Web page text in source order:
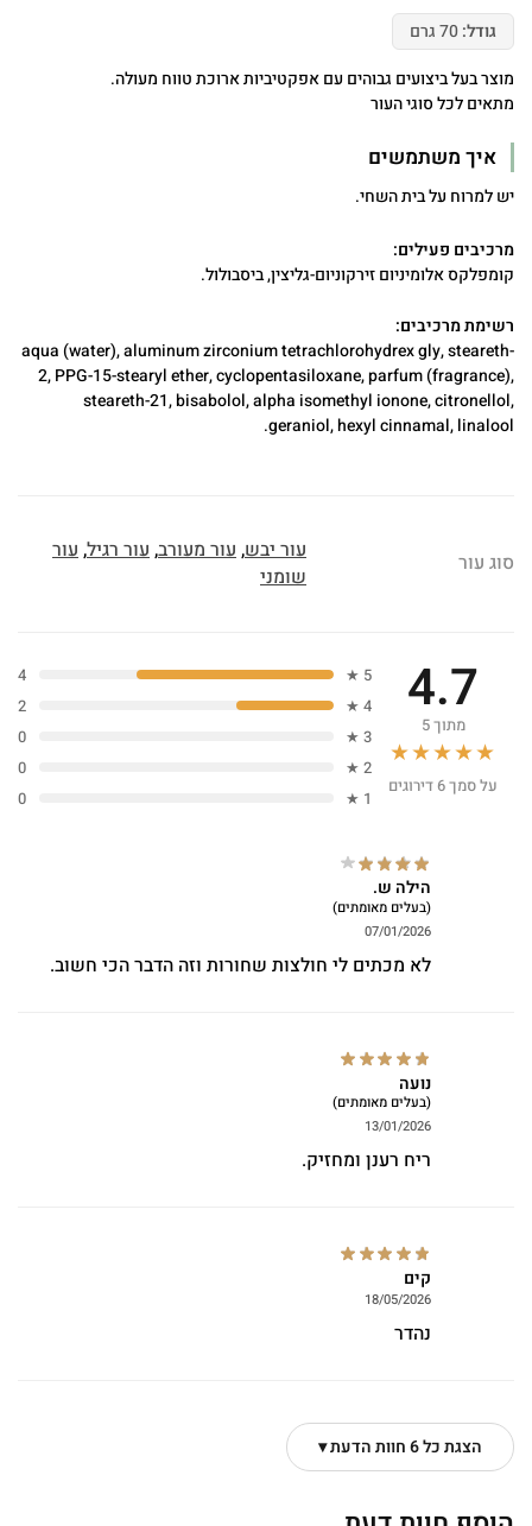
גודל:
מוצר בעל ביצועים גבוהים עם אפקטיביות ארוכת טווח מעולה.
מתאים לכל סוגי העור
איך משתמשים
יש למרוח על בית השחי.
מרכיבים פעילים:
קומפלקס אלומיניום זירקוניום-גליצין, ביסבולול.
רשימת מרכיבים:
aqua (water), aluminum zirconium tetrachlorohydrex gly, steareth-
2, PPG-15-stearyl ether, cyclopentasiloxane, parfum (fragrance),
steareth-21, bisabolol, alpha isomethyl ionone, citronellol,
geraniol, hexyl cinnamal, linalool.
סוג עור עור יבש, עור מעורב, עור רגיל, עור
שומני
4.7
מתוך 5
★★★★★
על סמך 6 דירוגים
5 ★
4
4 ★
2
3 ★
0
2 ★
0
1 ★
0
הילה ש.
(בעלים מאומתים)
07/01/2026
לא מכתים לי חולצות שחורות וזה הדבר הכי חשוב.
נועה
(בעלים מאומתים)
13/01/2026
ריח רענן ומחזיק.
קים
18/05/2026
נהדר
הצגת כל 6 חוות הדעת ▾